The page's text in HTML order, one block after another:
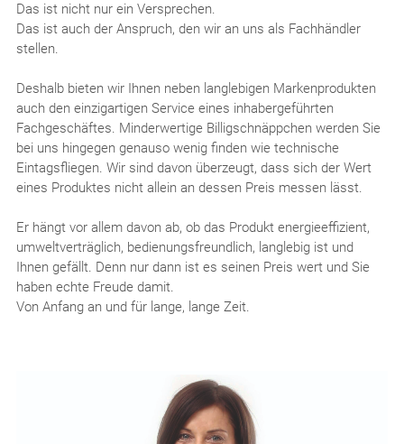
Das ist nicht nur ein Versprechen.
Das ist auch der Anspruch, den wir an uns als Fachhändler
stellen.
Deshalb bieten wir Ihnen neben langlebigen Markenprodukten
auch den einzigartigen Service eines inhabergeführten
Fachgeschäftes. Minderwertige Billigschnäppchen werden Sie
bei uns hingegen genauso wenig finden wie technische
Eintagsfliegen. Wir sind davon überzeugt, dass sich der Wert
eines Produktes nicht allein an dessen Preis messen lässt.
Er hängt vor allem davon ab, ob das Produkt energieeffizient,
umweltverträglich, bedienungsfreundlich, langlebig ist und
Ihnen gefällt. Denn nur dann ist es seinen Preis wert und Sie
haben echte Freude damit.
Von Anfang an und für lange, lange Zeit.